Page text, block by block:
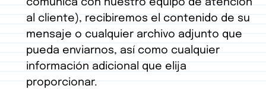
comunica con nuestro equipo de atención
al cliente), recibiremos el contenido de su
mensaje o cualquier archivo adjunto que
pueda enviarnos, así como cualquier
información adicional que elija
proporcionar.